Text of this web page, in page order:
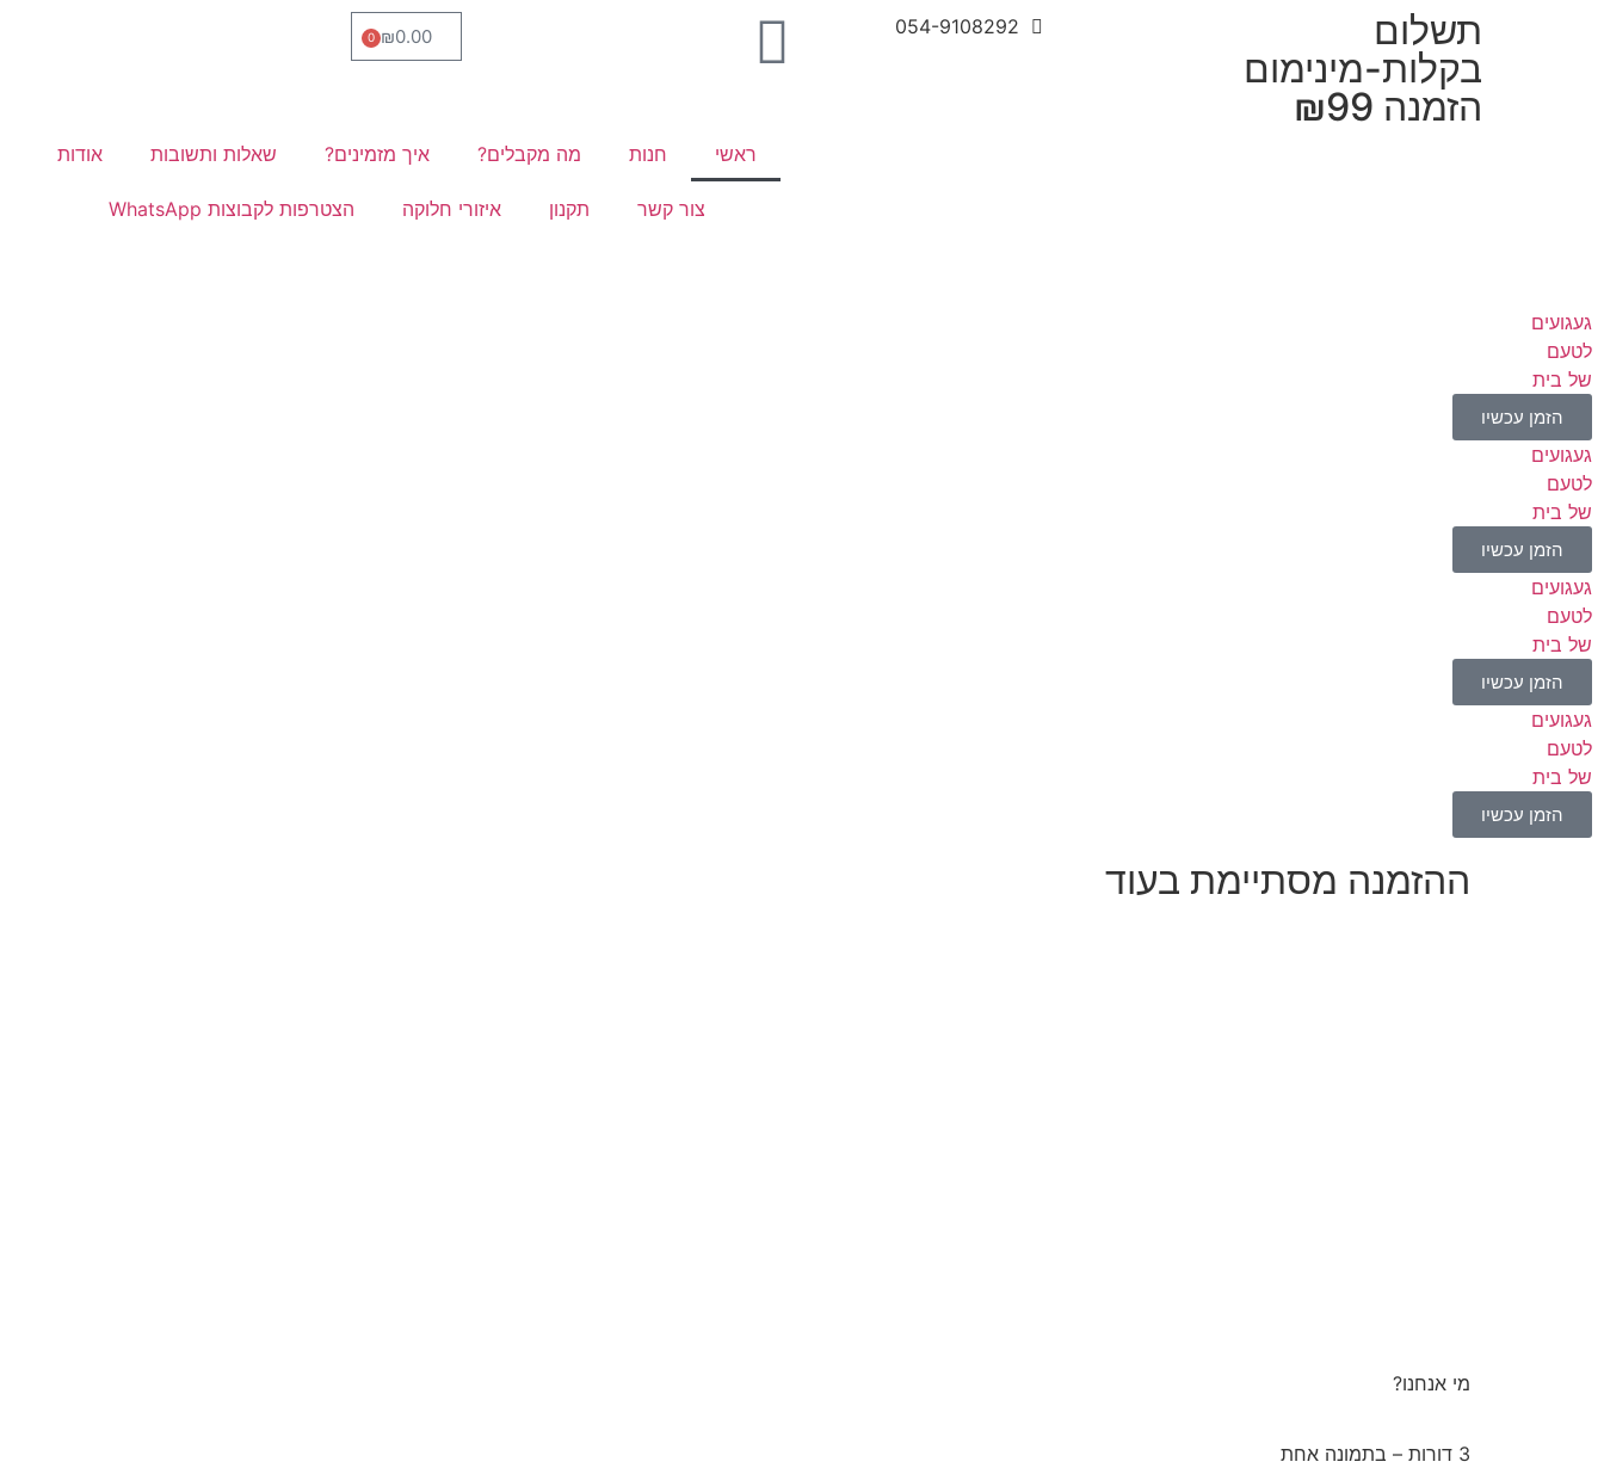
תשלום
בקלות-מינימום
הזמנה ₪99
054-9108292
₪0.00
0
ראשי חנות מה מקבלים? איך מזמינים? שאלות ותשובות אודות
צור קשר תקנון איזורי חלוקה הצטרפות לקבוצות WhatsApp
געגועים
לטעם
של בית
הזמן עכשיו
געגועים
לטעם
של בית
הזמן עכשיו
געגועים
לטעם
של בית
הזמן עכשיו
געגועים
לטעם
של בית
הזמן עכשיו
ההזמנה מסתיימת בעוד
מי אנחנו?
3 דורות – בתמונה אחת